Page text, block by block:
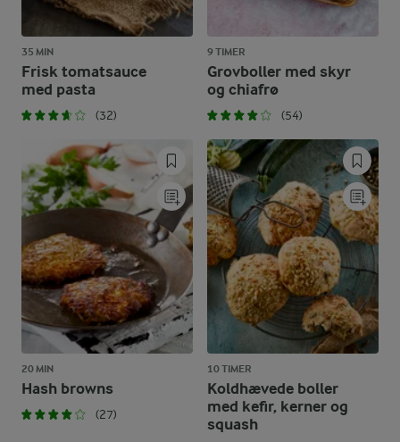
35 MIN
Frisk tomatsauce
med pasta
(32)
9 TIMER
Grovboller med skyr
og chiafrø
(54)
20 MIN
Hash browns
(27)
10 TIMER
Koldhævede boller
med kefir, kerner og
squash